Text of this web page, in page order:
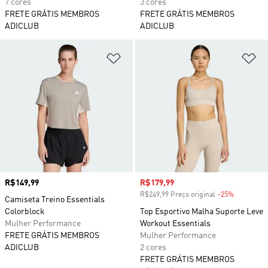
7 cores
FRETE GRÁTIS MEMBROS
ADICLUB
3 cores
FRETE GRÁTIS MEMBROS
ADICLUB
Adicionar à Lista de Desejos
Preço
R$149,99
Camiseta Treino Essentials
Colorblock
Mulher Performance
FRETE GRÁTIS MEMBROS
ADICLUB
Preço com desconto
R$179,99
R$249,99 Preço original -25%
Top Esportivo Malha Suporte Leve
Workout Essentials
Mulher Performance
2 cores
FRETE GRÁTIS MEMBROS